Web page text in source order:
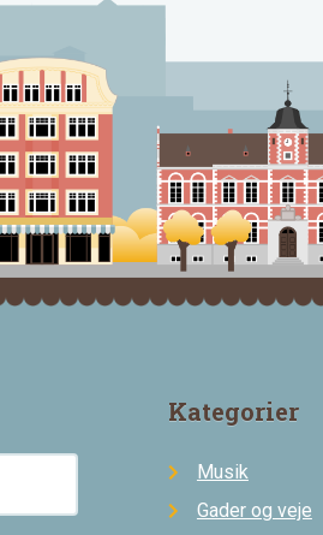
Kategorier
Musik
Gader og veje